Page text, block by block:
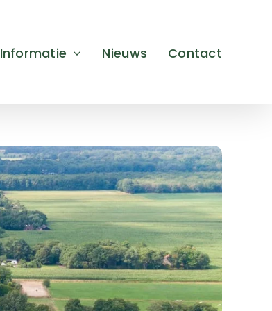
Informatie Nieuws Contact